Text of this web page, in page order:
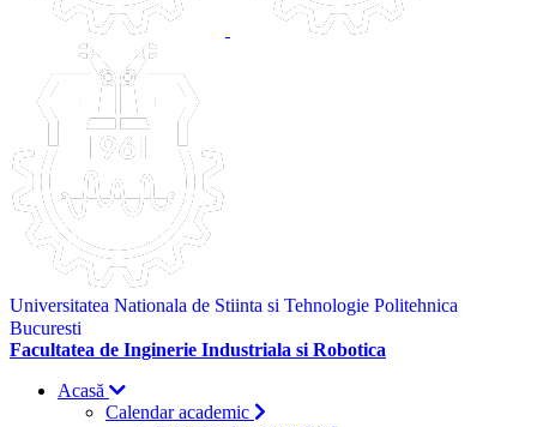
Universitatea Nationala de Stiinta si Tehnologie Politehnica
Bucuresti
Facultatea de Inginerie Industriala si Robotica
Acasă
Calendar academic